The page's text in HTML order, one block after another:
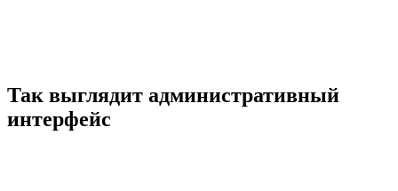
Так выглядит административный
интерфейс